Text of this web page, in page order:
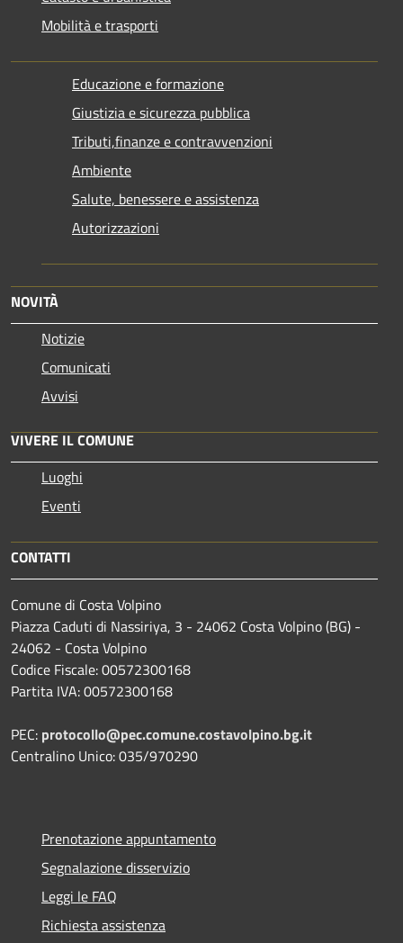
Mobilità e trasporti
Educazione e formazione
Giustizia e sicurezza pubblica
Tributi,finanze e contravvenzioni
Ambiente
Salute, benessere e assistenza
Autorizzazioni
NOVITÀ
Notizie
Comunicati
Avvisi
VIVERE IL COMUNE
Luoghi
Eventi
CONTATTI
Comune di Costa Volpino
Piazza Caduti di Nassiriya, 3 - 24062 Costa Volpino (BG) -
24062 - Costa Volpino
Codice Fiscale: 00572300168
Partita IVA: 00572300168
PEC: protocollo@pec.comune.costavolpino.bg.it
Centralino Unico: 035/970290
Prenotazione appuntamento
Segnalazione disservizio
Leggi le FAQ
Richiesta assistenza